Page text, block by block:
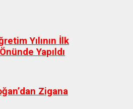
Yılının İlk
Yapıldı
Zigana